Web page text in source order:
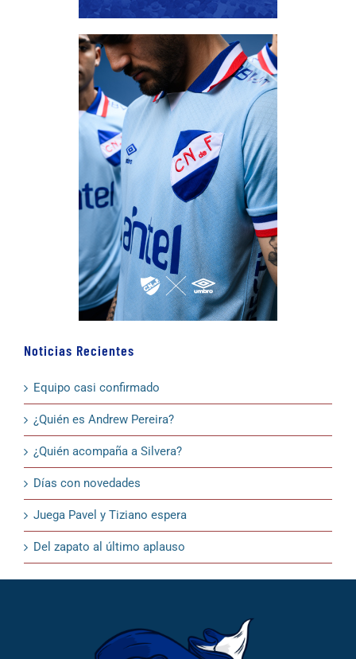
Noticias Recientes
Equipo casi confirmado
¿Quién es Andrew Pereira?
¿Quién acompaña a Silvera?
Días con novedades
Juega Pavel y Tiziano espera
Del zapato al último aplauso